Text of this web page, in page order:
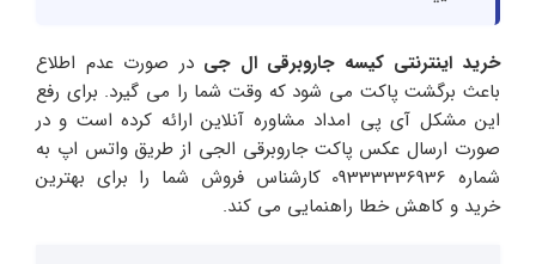
خرید اینترنتی کیسه جاروبرقی ال جی در صورت عدم اطلاع
باعث برگشت پاکت می شود که وقت شما را می گیرد. برای رفع
این مشکل آی پی امداد مشاوره آنلاین ارائه کرده است و در
صورت ارسال عکس پاکت جاروبرقی الجی از طریق واتس اپ به
شماره 09333336936 کارشناس فروش شما را برای بهترین
خرید و کاهش خطا راهنمایی می کند.